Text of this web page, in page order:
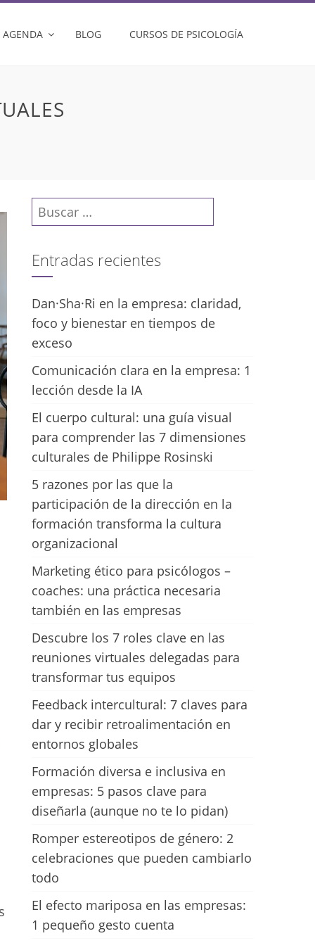
AGENDA BLOG CURSOS DE PSICOLOGÍA
Buscar:
Entradas recientes
Dan·Sha·Ri en la empresa: claridad,
foco y bienestar en tiempos de
exceso
Comunicación clara en la empresa: 1
lección desde la IA
El cuerpo cultural: una guía visual
para comprender las 7 dimensiones
culturales de Philippe Rosinski
5 razones por las que la
participación de la dirección en la
formación transforma la cultura
organizacional
Marketing ético para psicólogos –
coaches: una práctica necesaria
también en las empresas
Descubre los 7 roles clave en las
reuniones virtuales delegadas para
transformar tus equipos
Feedback intercultural: 7 claves para
dar y recibir retroalimentación en
entornos globales
Formación diversa e inclusiva en
empresas: 5 pasos clave para
diseñarla (aunque no te lo pidan)
Romper estereotipos de género: 2
celebraciones que pueden cambiarlo
todo
El efecto mariposa en las empresas:
1 pequeño gesto cuenta